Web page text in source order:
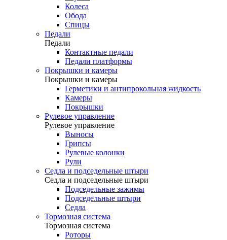
Колеса
Обода
Спицы
Педали
Педали
Контактные педали
Педали платформы
Покрышки и камеры
Покрышки и камеры
Герметики и антипрокольная жидкость
Камеры
Покрышки
Рулевое управление
Рулевое управление
Выносы
Грипсы
Рулевые колонки
Рули
Седла и подседельные штыри
Седла и подседельные штыри
Подседельные зажимы
Подседельные штыри
Седла
Тормозная система
Тормозная система
Роторы